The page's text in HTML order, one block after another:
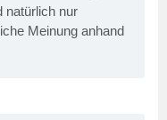
natürlich nur
Meinung anhand